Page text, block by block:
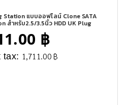
Station แบบออฟไลน์ Clone SATA
สำหรับ2.5/3.5นิ้ว HDD UK Plug
฿
tax: 1,711.00 ฿